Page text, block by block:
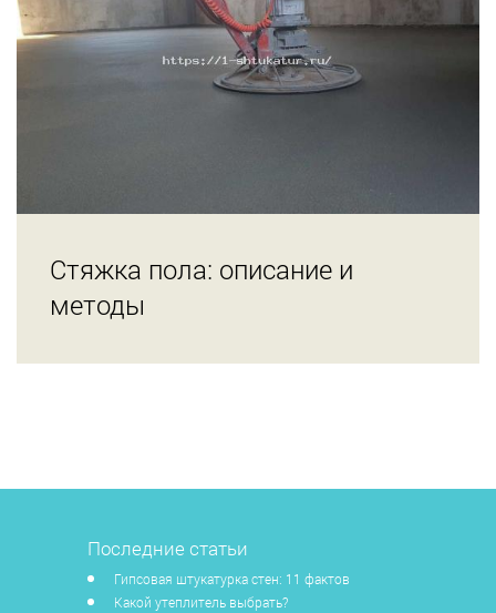
Стяжка пола: описание и
методы
Последние статьи
Гипсовая штукатурка стен: 11 фактов
Какой утеплитель выбрать?